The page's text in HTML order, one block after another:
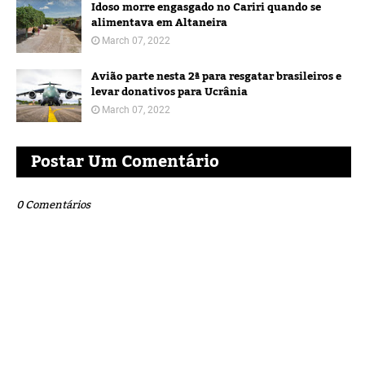
Idoso morre engasgado no Cariri quando se
alimentava em Altaneira
March 07, 2022
Avião parte nesta 2ª para resgatar brasileiros e
levar donativos para Ucrânia
March 07, 2022
Postar Um Comentário
0 Comentários